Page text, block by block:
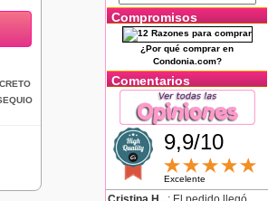
Compromisos
¿Por qué comprar en
Condonia.com?
Comentarios
9,9/10
Excelente